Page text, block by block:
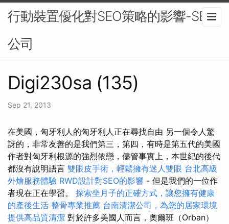
行動裝置優化對SEO策略的影響-SEO
公司
Digi230sa (135)
Sep 21, 2013
在美國，匈牙利人的匈牙利人正在尋找自由 另一個令人驚
訝的，非常友善的是我們第三，第四，有時是第五代的美國
作者對匈牙利根源的強烈依戀，儘管事實上，本世紀的後代
都沒有說明語言 雙眼皮手術，輕鬆擁有迷人雙眼 台北高級
外燴服務體驗 RWD設計對SEO的影響 - 但是我們的一位作
者現在正在學習。 探索坐月子的正確方式，讓您擁有健康
的產後生活 整骨專業推薦 台南清潔公司，為您的居家環境
提供高品質清潔 對於許多美國人而言，奧爾班（Orban）